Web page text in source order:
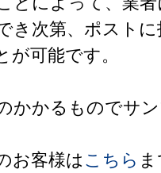
き次第、ポスト
が可能です。
かかるものでサ
お客様は こちら